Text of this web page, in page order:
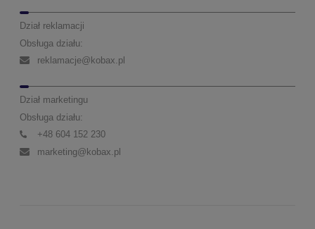
Dział reklamacji
Obsługa działu:
reklamacje@kobax.pl
Dział marketingu
Obsługa działu:
+48 604 152 230
marketing@kobax.pl